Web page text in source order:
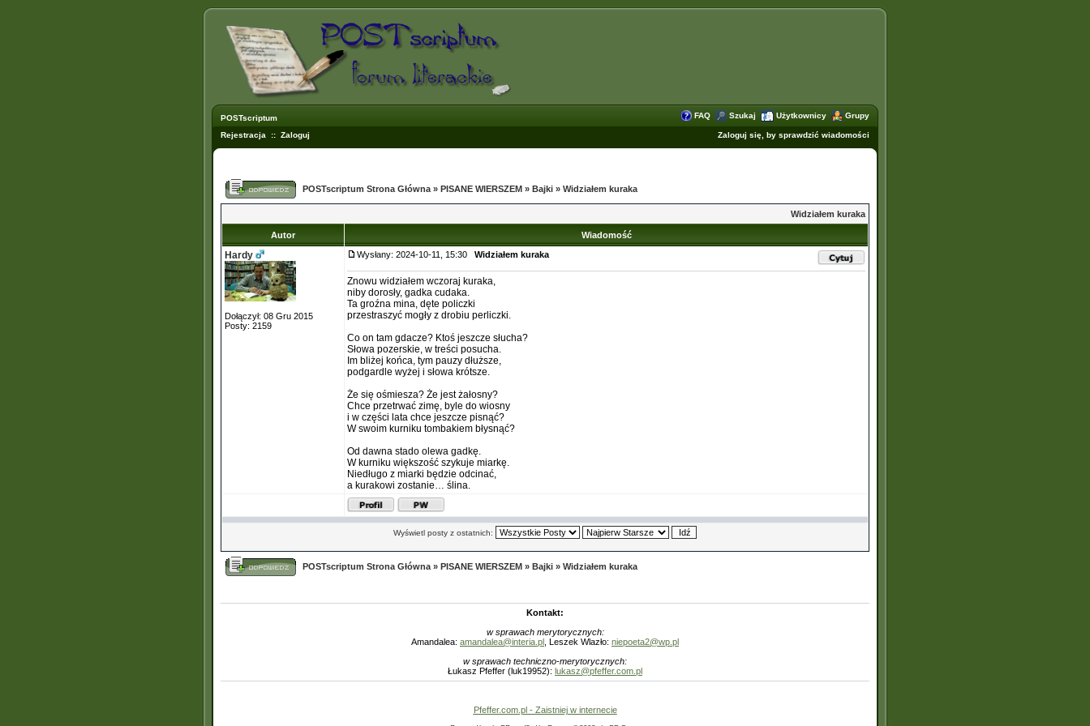
POSTscriptum FAQ Szukaj Użytkownicy Grupy
Rejestracja :: Zaloguj Zaloguj się, by sprawdzić wiadomości
POSTscriptum Strona Główna » PISANE WIERSZEM » Bajki » Widziałem kuraka
Widziałem kuraka
Autor Wiadomość
Hardy
Dołączył: 08 Gru 2015
Posty: 2159
Wysłany: 2024-10-11, 15:30 Widziałem kuraka
Znowu widziałem wczoraj kuraka,
niby dorosły, gadka cudaka.
Ta groźna mina, dęte policzki
przestraszyć mogły z drobiu perliczki.
Co on tam gdacze? Ktoś jeszcze słucha?
Słowa pozerskie, w treści posucha.
Im bliżej końca, tym pauzy dłuższe,
podgardle wyżej i słowa krótsze.
Że się ośmiesza? Że jest żałosny?
Chce przetrwać zimę, byle do wiosny
i w części lata chce jeszcze pisnąć?
W swoim kurniku tombakiem błysnąć?
Od dawna stado olewa gadkę.
W kurniku większość szykuje miarkę.
Niedługo z miarki będzie odcinać,
a kurakowi zostanie… ślina.
Wyświetl posty z ostatnich:
POSTscriptum Strona Główna » PISANE WIERSZEM » Bajki » Widziałem kuraka
Kontakt:
w sprawach merytorycznych:
Amandalea: amandalea@interia.pl , Leszek Wlazło: niepoeta2@wp.pl
w sprawach techniczno-merytorycznych:
Łukasz Pfeffer (luk19952): lukasz@pfeffer.com.pl
Pfeffer.com.pl - Zaistniej w internecie